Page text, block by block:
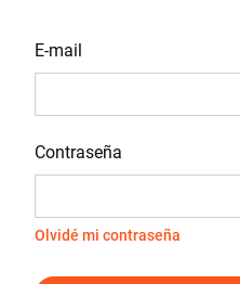
E-mail
Contraseña
Olvidé mi contraseña